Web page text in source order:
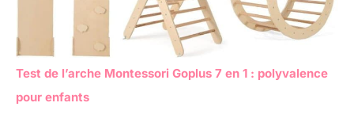
Test de l’arche Montessori Goplus 7 en 1 : polyvalence
pour enfants